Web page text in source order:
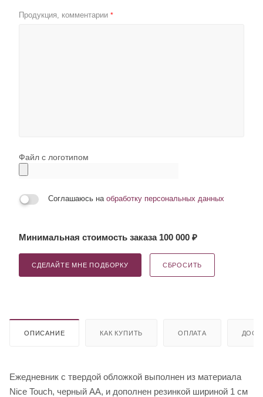
Продукция, комментарии *
Файл с логотипом
Соглашаюсь на обработку персональных данных
Минимальная стоимость заказа 100 000 ₽
СДЕЛАЙТЕ МНЕ ПОДБОРКУ СБРОСИТЬ
ОПИСАНИЕ КАК КУПИТЬ ОПЛАТА
Ежедневник с твердой обложкой выполнен из материала
Nice Touch, черный АА, и дополнен резинкой шириной 1 см